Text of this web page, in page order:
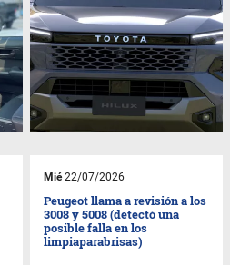
Mié22/07/2026
Peugeot llama a revisión a los
3008 y 5008 (detectó una
posible falla en los
limpiaparabrisas)